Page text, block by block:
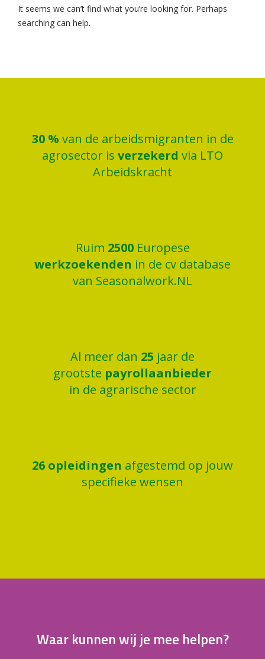
It seems we can’t find what you’re looking for. Perhaps
searching can help.
30 % van de arbeidsmigranten in de
agrosector is verzekerd via LTO
Arbeidskracht
Ruim 2500 Europese
werkzoekenden in de cv database
van Seasonalwork.NL
Al meer dan 25 jaar de
grootste payrollaanbieder
in de agrarische sector
26 opleidingen afgestemd op jouw
specifieke wensen
Waar kunnen wij je mee helpen?